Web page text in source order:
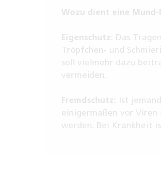
Wozu dient eine Mund-
Eigenschutz: Das
Tröpfchen- und
soll vielmehr dazu
vermeiden.
Fremdschutz: Ist
einigermaßen vor Viren
werden. Bei Krankheit